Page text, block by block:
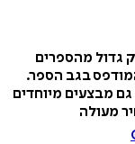
גדול מהספרים
בגב הספר.
מבצעים מיוחדים
מעולה